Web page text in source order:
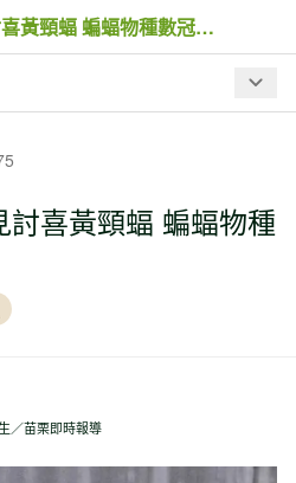
【生態】觀霧首見討喜黃頸蝠 蝙蝠物種數冠全台
批水牛死亡 陽管處抗罰7.5萬敗
山小屋失去意識
討喜黃頸蝠 蝙蝠物種
／苗栗即時報導